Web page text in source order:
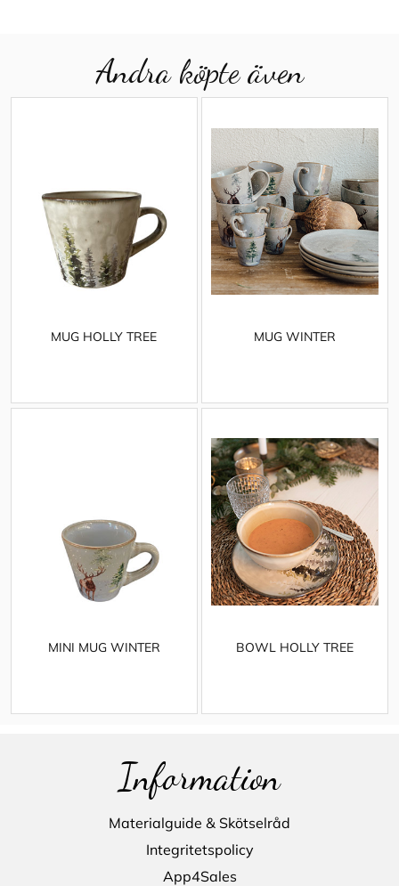
Andra köpte även
MUG HOLLY TREE MUG WINTER
MINI MUG WINTER BOWL HOLLY TREE
Information
Materialguide & Skötselråd
Integritetspolicy
App4Sales